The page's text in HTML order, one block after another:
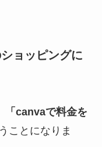
ョッピングに
「canvaで料金を
ことになりま